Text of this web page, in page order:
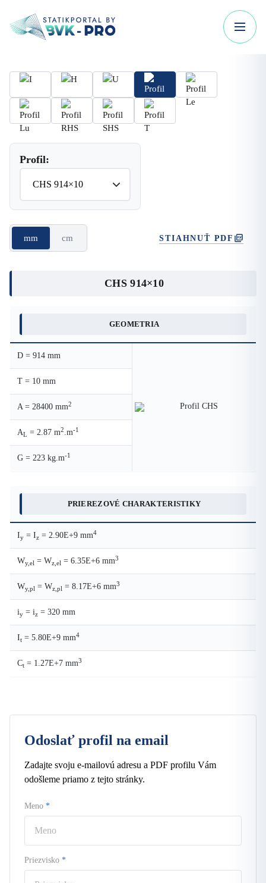
Profil:
mm cm STIAHNUŤ PDF
CHS 914×10
GEOMETRIA
D = 914 mm
T = 10 mm
A = 28400 mm2
AL = 2.87 m2.m-1
G = 223 kg.m-1
PRIEREZOVÉ CHARAKTERISTIKY
Iy = Iz = 2.90E+9 mm4
Wy,el = Wz,el = 6.35E+6 mm3
Wy,pl = Wz,pl = 8.17E+6 mm3
iy = iz = 320 mm
It = 5.80E+9 mm4
Ct = 1.27E+7 mm3
Odoslať profil na email
Zadajte svoju e-mailovú adresu a PDF profilu Vám
odošleme priamo z tejto stránky.
Meno *
Priezvisko *